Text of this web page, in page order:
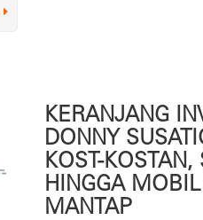
KERANJANG
DONNY
KOST-
HINGGA
MANTAP